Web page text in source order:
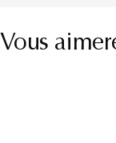
Vous
Masculine 2 en 1
d'hypertrophie